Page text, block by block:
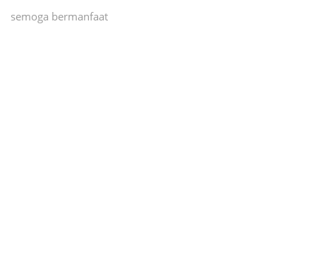
semoga bermanfaat